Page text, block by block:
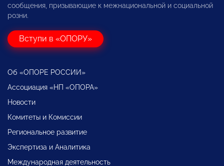
сообщения, призывающие к межнациональной и социальной
розни.
Вступи в «ОПОРУ»
Об «ОПОРЕ РОССИИ»
Ассоциация «НП «ОПОРА»
Новости
Комитеты и Комиссии
Региональное развитие
Экспертиза и Аналитика
Международная деятельность